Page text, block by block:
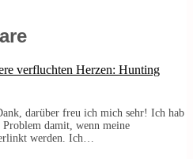
verfluchten Herzen: Hunting
darüber freu ich mich sehr! Ich hab
Problem damit, wenn meine
werden. Ich…